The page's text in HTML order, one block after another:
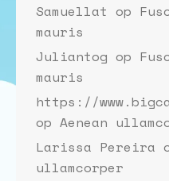
Samuellat op
mauris
Juliantog op
mauris
https://
op Aenean
Larissa Pereira
ullamcorper